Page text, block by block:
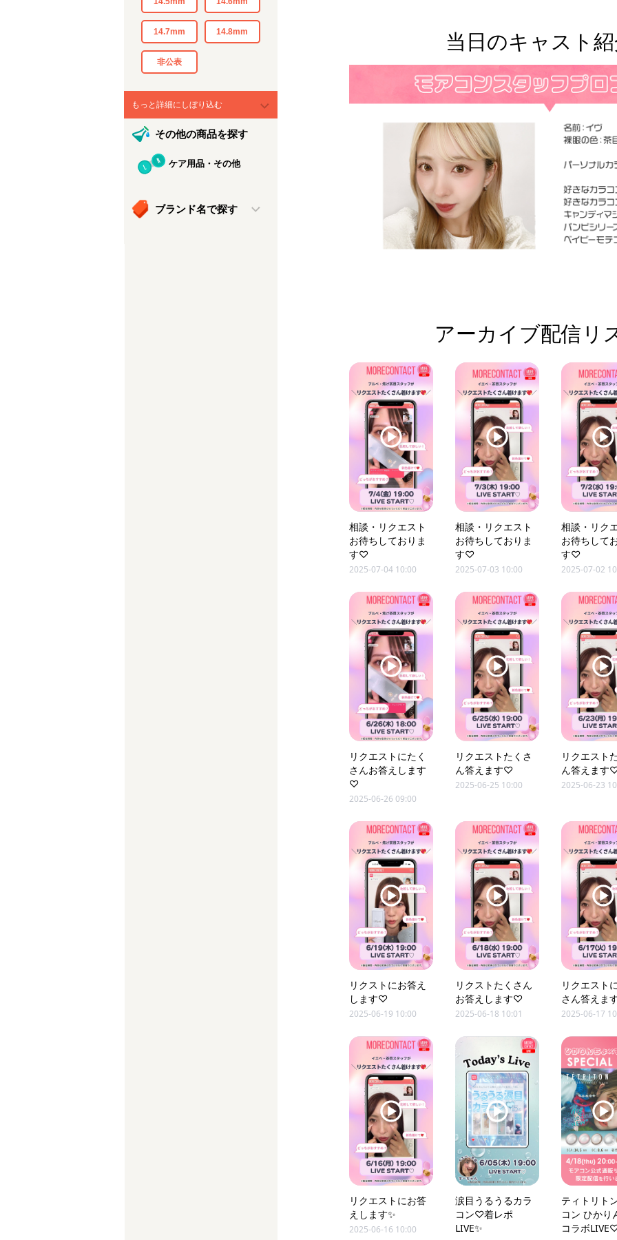
14.7mm 14.8mm
非公表
もっと詳細にしぼり込む
その他の商品を探す
ケア用品・その他
ブランド名で探す
当日のキャスト
アーカイブ配信リ
相談・リクエスト
お待ちしておりま
す♡
2025-07-04 10:00
相談・リクエスト
お待ちしておりま
す♡
2025-07-03 10:00
相談・リク
お待ちして
す♡
2025-07-02
リクエストにたく
さんお答えします
♡
2025-06-26 09:00
リクエストたくさ
ん答えます♡
2025-06-25 10:00
リクエスト
ん答えます
2025-06-23
リクストにお答え
します♡
2025-06-19 10:00
リクストたくさん
お答えします♡
2025-06-18 10:01
リクエスト
さん答えま
2025-06-17
リクエストにお答
えします✨
2025-06-16 10:00
涙目うるうるカラ
コン♡着レポ
LIVE✨
ティトリト
コン ひかり
コラボ